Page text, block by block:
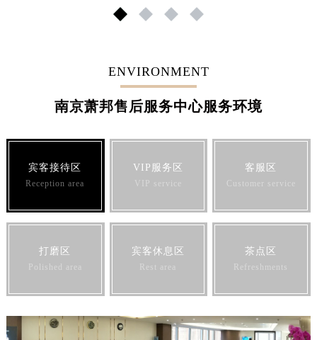
1 2 3 4
ENVIRONMENT
南京萧邦售后服务中心服务环境
宾客接待区
Reception area
VIP服务区
VIP service
客服区
Customer service
打磨区
Polished area
宾客休息区
Rest area
茶点区
Refreshments